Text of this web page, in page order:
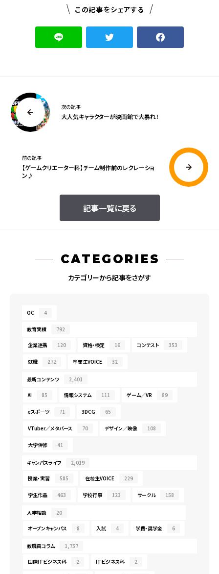
この記事をシェアする
次の記事
大人気キャラクターが映画館で大暴れ！
記事一覧に戻る
前の記事
【ゲームクリエーター科】チーム制作前のレクレーショ
ン♪
CATEGORIES
カテゴリーから記事をさがす
OC 4
教育実績 792
企業連携 120 資格・検定 16 コンテスト 353
就職 272 卒業生VOICE 32
最新コンテンツ 2,401
AI 85 情報システム 111 ゲーム／VR 89
eスポーツ 71 3DCG 65
VTuber／メタバース 70 デザイン／映像 108
大学併修 41
キャンパスライフ 2,019
授業・実習 585 在校生VOICE 229
学生作品 463 学校行事 123 サークル 158
入学相談 20
オープンキャンパス 8 入試 4 学費・奨学金 6
教職員コラム 1,757
国際ITビジネス科 2 ITビジネス科 2